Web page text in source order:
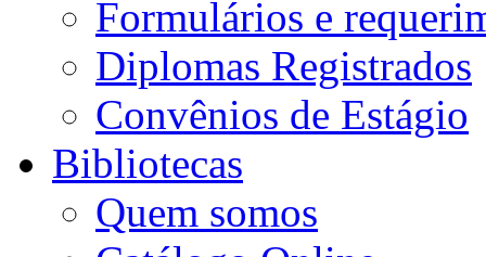
Formulários e
Diplomas Registrados
Convênios de Estágio
Bibliotecas
Quem somos